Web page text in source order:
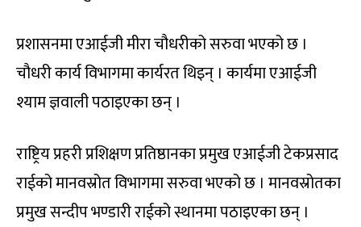
प्रशासनमा एआईजी मीरा चौधरीको सरुवा भएको छ ।
चौधरी कार्य विभागमा कार्यरत थिइन् । कार्यमा एआईजी
श्याम ज्ञवाली पठाइएका छन् ।
राष्ट्रिय प्रहरी प्रशिक्षण प्रतिष्ठानका प्रमुख एआईजी टेकप्रसाद
राईको मानवस्रोत विभागमा सरुवा भएको छ । मानवस्रोतका
प्रमुख सन्दीप भण्डारी राईको स्थानमा पठाइएका छन् ।